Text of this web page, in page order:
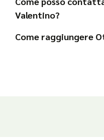
Valentino?
Come raggiungere